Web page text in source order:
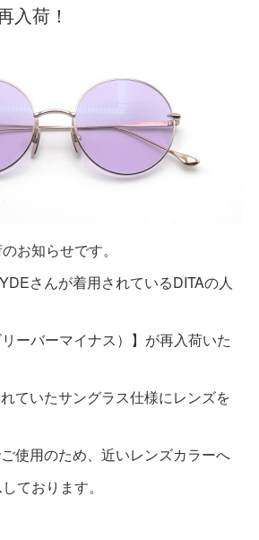
入荷！
お知らせです。
さんが着用されているDITAの人
リーバーマイナス）】が再入荷いた
ていたサングラス仕様にレンズを
使用のため、近いレンズカラーへ
ております。